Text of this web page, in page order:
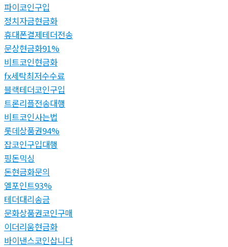
파이코인구입
정치자금현금화
휴대폰결제테더전송
문상현금화91%
비트코인현금화
fx세탁최저수수료
블랙테더코인구입
트론리플전송대행
비트코인사는법
롯데상품권94%
잡코인구입대행
핑돈믹싱
돈현금화문의
엘포인트93%
테더대리송금
문화상품권코인구매
이더리움현금화
바이낸스코인삽니다